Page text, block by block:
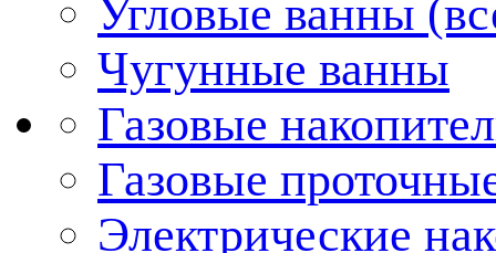
Угловые ванны
Чугунные ванны
Газовые
Газовые
Электрические